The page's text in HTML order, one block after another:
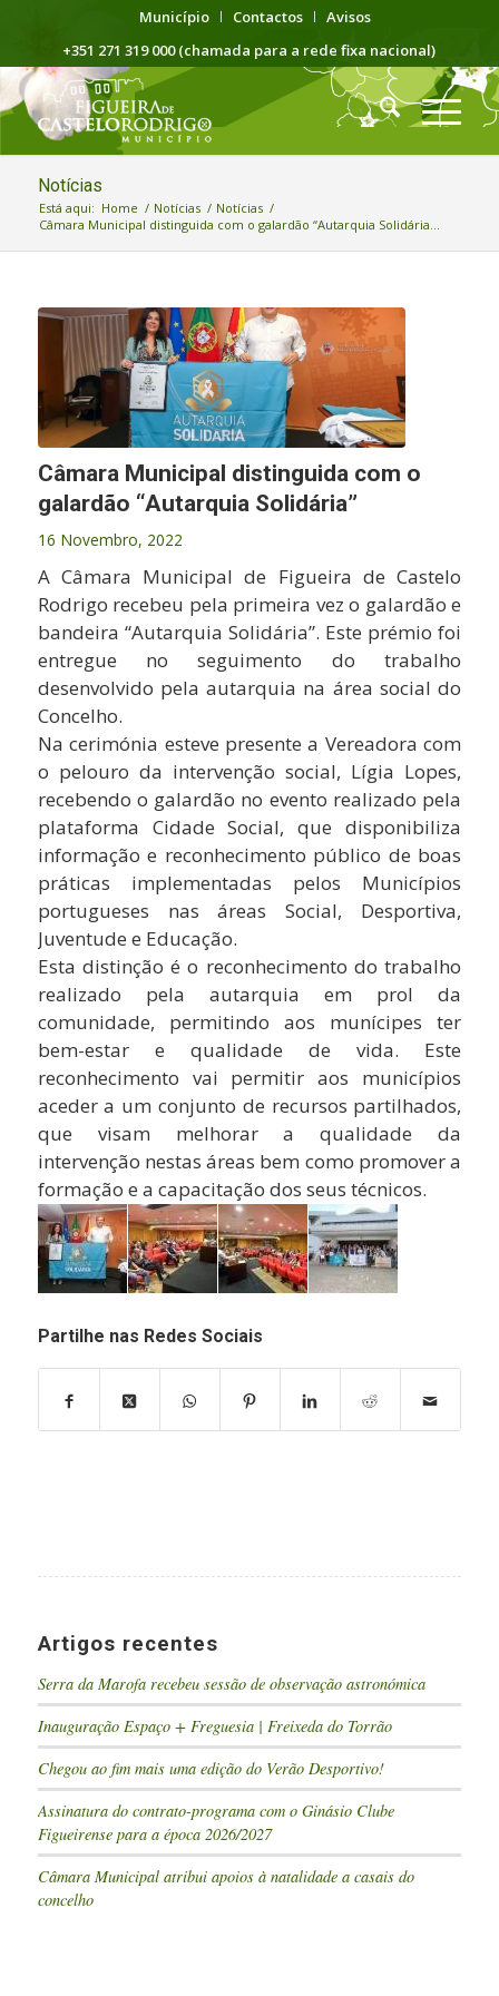
Município Contactos
Avisos
+351 271 319 000 (chamada para a rede fixa nacional)
Notícias
Está aqui: Home / Notícias / Notícias /
Câmara Municipal distinguida com o galardão “Autarquia Solidária...
Câmara Municipal distinguida com o
galardão “Autarquia Solidária”
16 Novembro, 2022
A Câmara Municipal de Figueira de Castelo
Rodrigo recebeu pela primeira vez o galardão e
bandeira “Autarquia Solidária”. Este prémio foi
entregue no seguimento do trabalho
desenvolvido pela autarquia na área social do
Concelho.
Na cerimónia esteve presente a Vereadora com
o pelouro da intervenção social, Lígia Lopes,
recebendo o galardão no evento realizado pela
plataforma Cidade Social, que disponibiliza
informação e reconhecimento público de boas
práticas implementadas pelos Municípios
portugueses nas áreas Social, Desportiva,
Juventude e Educação.
Esta distinção é o reconhecimento do trabalho
realizado pela autarquia em prol da
comunidade, permitindo aos munícipes ter
bem-estar e qualidade de vida. Este
reconhecimento vai permitir aos municípios
aceder a um conjunto de recursos partilhados,
que visam melhorar a qualidade da
intervenção nestas áreas bem como promover a
formação e a capacitação dos seus técnicos.
Partilhe nas Redes Sociais
Artigos recentes
Serra da Marofa recebeu sessão de observação astronómica
Inauguração Espaço + Freguesia | Freixeda do Torrão
Chegou ao fim mais uma edição do Verão Desportivo!
Assinatura do contrato-programa com o Ginásio Clube
Figueirense para a época 2026/2027
Câmara Municipal atribui apoios à natalidade a casais do
concelho